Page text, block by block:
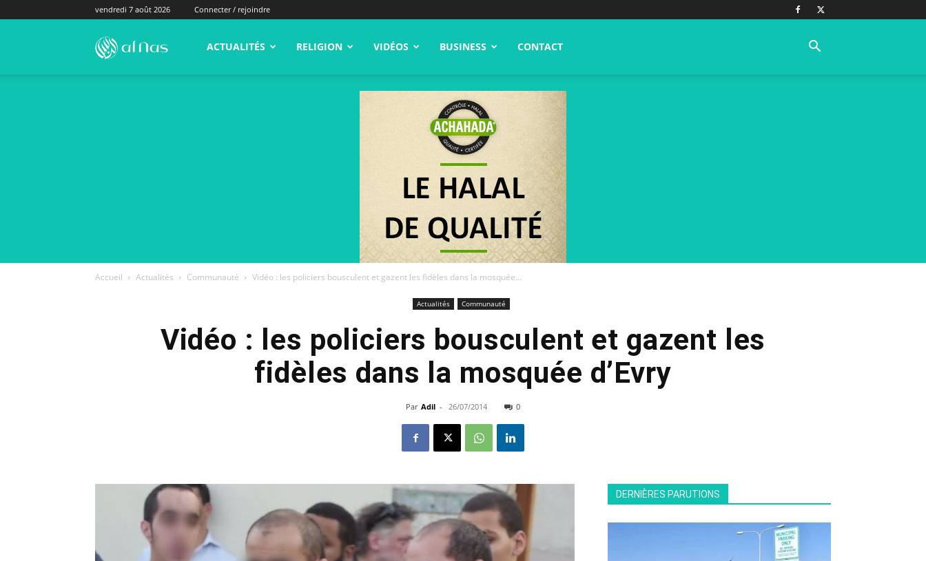
vendredi 7 août 2026 Connecter / rejoindre
alNas.fr ACTUALITÉS RELIGION VIDÉOS BUSINESS CONTACT
Accueil Actualités Communauté Vidéo : les policiers bousculent et gazent les fidèles dans la mosquée...
Actualités Communauté
Vidéo : les policiers bousculent et gazent les
fidèles dans la mosquée d’Evry
Par Adil - 26/07/2014 0
DERNIÈRES PARUTIONS